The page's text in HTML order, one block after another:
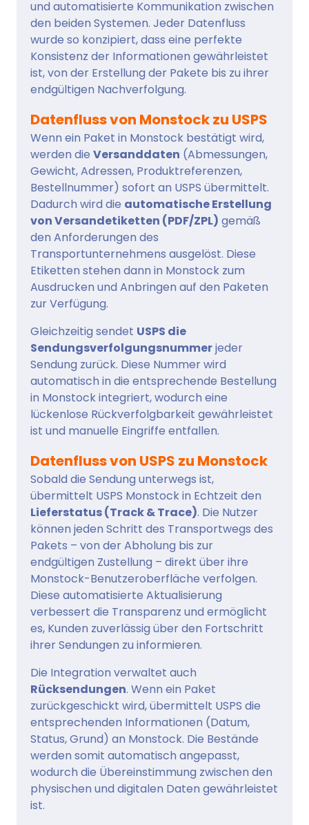
und automatisierte Kommunikation zwischen
den beiden Systemen. Jeder Datenfluss
wurde so konzipiert, dass eine perfekte
Konsistenz der Informationen gewährleistet
ist, von der Erstellung der Pakete bis zu ihrer
endgültigen Nachverfolgung.
Datenfluss von Monstock zu USPS
Wenn ein Paket in Monstock bestätigt wird,
werden die Versanddaten (Abmessungen,
Gewicht, Adressen, Produktreferenzen,
Bestellnummer) sofort an USPS übermittelt.
Dadurch wird die automatische Erstellung
von Versandetiketten (PDF/ZPL) gemäß
den Anforderungen des
Transportunternehmens ausgelöst. Diese
Etiketten stehen dann in Monstock zum
Ausdrucken und Anbringen auf den Paketen
zur Verfügung.
Gleichzeitig sendet USPS die
Sendungsverfolgungsnummerjeder
Sendung zurück. Diese Nummer wird
automatisch in die entsprechende Bestellung
in Monstock integriert, wodurch eine
lückenlose Rückverfolgbarkeit gewährleistet
ist und manuelle Eingriffe entfallen.
Datenfluss von USPS zu Monstock
Sobald die Sendung unterwegs ist,
übermittelt USPS Monstock in Echtzeit den
Lieferstatus (Track & Trace). Die Nutzer
können jeden Schritt des Transportwegs des
Pakets – von der Abholung bis zur
endgültigen Zustellung – direkt über ihre
Monstock-Benutzeroberfläche verfolgen.
Diese automatisierte Aktualisierung
verbessert die Transparenz und ermöglicht
es, Kunden zuverlässig über den Fortschritt
ihrer Sendungen zu informieren.
Die Integration verwaltet auch
Rücksendungen. Wenn ein Paket
zurückgeschickt wird, übermittelt USPS die
entsprechenden Informationen (Datum,
Status, Grund) an Monstock. Die Bestände
werden somit automatisch angepasst,
wodurch die Übereinstimmung zwischen den
physischen und digitalen Daten gewährleistet
ist.